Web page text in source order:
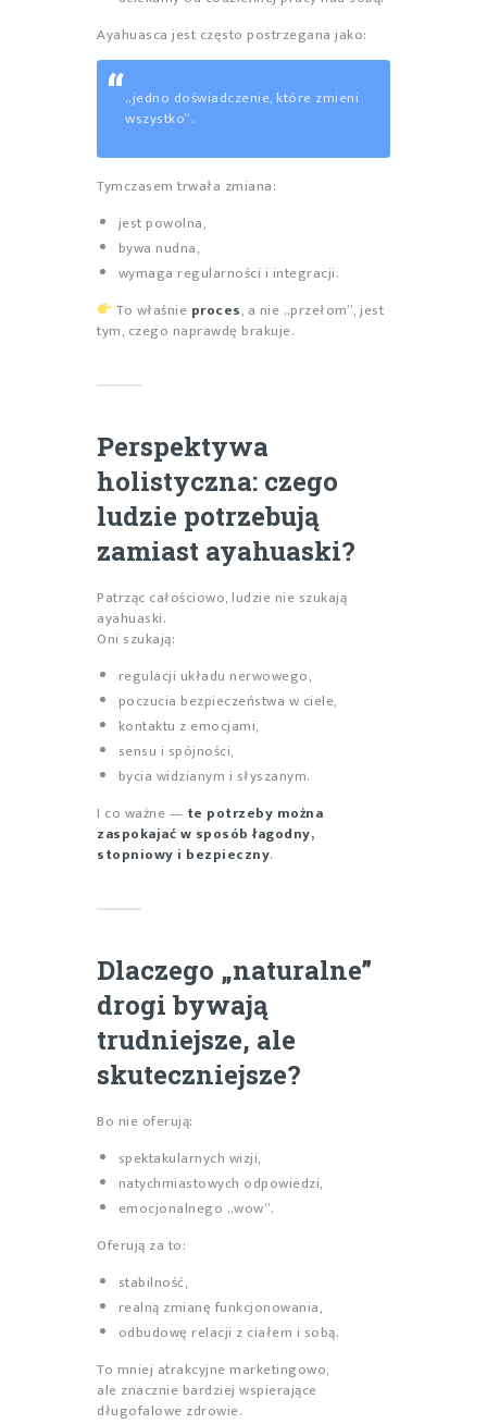
Ayahuasca jest często postrzegana jako:
„jedno doświadczenie, które zmieni
wszystko”.
Tymczasem trwała zmiana:
jest powolna,
bywa nudna,
wymaga regularności i integracji.
To właśnie proces, a nie „przełom”, jest
tym, czego naprawdę brakuje.
Perspektywa
holistyczna: czego
ludzie potrzebują
zamiast ayahuaski?
Patrząc całościowo, ludzie nie szukają
ayahuaski.
Oni szukają:
regulacji układu nerwowego,
poczucia bezpieczeństwa w ciele,
kontaktu z emocjami,
sensu i spójności,
bycia widzianym i słyszanym.
I co ważne — te potrzeby można
zaspokajać w sposób łagodny,
stopniowy i bezpieczny.
Dlaczego „naturalne”
drogi bywają
trudniejsze, ale
skuteczniejsze?
Bo nie oferują:
spektakularnych wizji,
natychmiastowych odpowiedzi,
emocjonalnego „wow”.
Oferują za to:
stabilność,
realną zmianę funkcjonowania,
odbudowę relacji z ciałem i sobą.
To mniej atrakcyjne marketingowo,
ale znacznie bardziej wspierające
długofalowe zdrowie.